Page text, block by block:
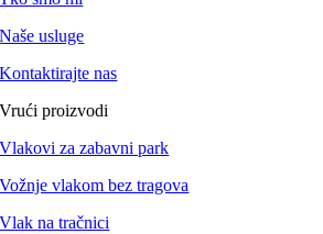
Naše usluge
Kontaktirajte nas
Vrući proizvodi
Vlakovi za zabavni park
Vožnje vlakom bez tragova
Vlak na tračnici